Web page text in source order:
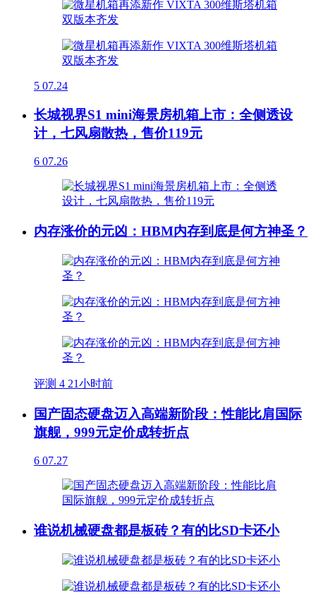
5 07.24
长城视界S1 mini海景房机箱上市：全侧透设
计，七风扇散热，售价119元
6 07.26
内存涨价的元凶：HBM内存到底是何方神圣？
评测 4 21小时前
国产固态硬盘迈入高端新阶段：性能比肩国际
旗舰，999元定价成转折点
6 07.27
谁说机械硬盘都是板砖？有的比SD卡还小